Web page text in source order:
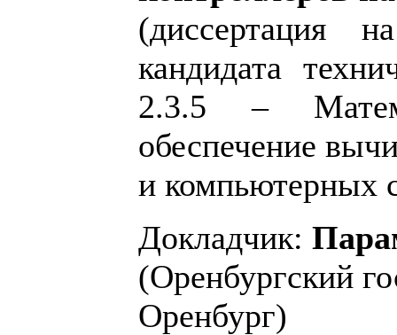
(диссертация
кандидата
2.3.5 –
обеспечение
и компьютерных
Докладчик:
(Оренбургский
Оренбург)